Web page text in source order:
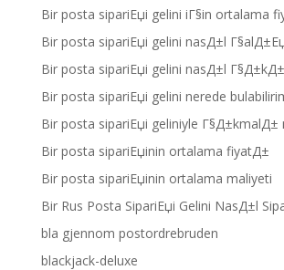
Bir posta sipariЕџi gelini iГ§in ortalama
Bir posta sipariЕџi gelini nasД±l
Bir posta sipariЕџi gelini nasД±l
Bir posta sipariЕџi gelini nerede
Bir posta sipariЕџi geliniyle
Bir posta sipariЕџinin ortalama fiyatД±
Bir posta sipariЕџinin ortalama maliyeti
Bir Rus Posta SipariЕџi Gelini NasД±l
bla gjennom postordrebruden
blackjack-deluxe